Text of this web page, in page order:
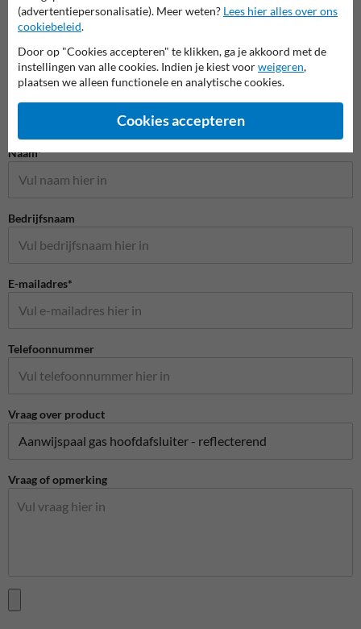
Stel je vraag aan Veiligheidsbord.nl
Naam*
Bedrijfsnaam
E-mailadres*
Telefoonnummer
Vraag over product
Vraag of opmerking
(advertentiepersonalisatie). Meer weten? Lees hier alles over ons
cookiebeleid.
Door op "Cookies accepteren" te klikken, ga je akkoord met de
instellingen van alle cookies. Indien je kiest voorweigeren,
plaatsen we alleen functionele en analytische cookies.
Cookies accepteren